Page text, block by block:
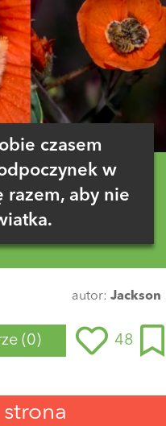
czasem
w
razem, aby nie
autor: Jackson
(0) 48